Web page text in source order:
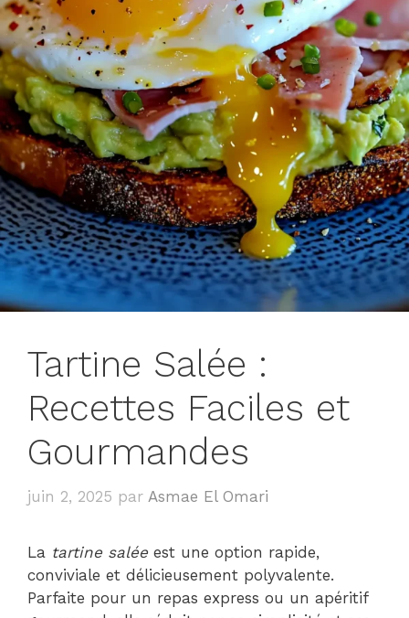
Tartine Salée :
Recettes Faciles et
Gourmandes
juin 2, 2025 par Asmae El Omari
La tartine salée est une option rapide,
conviviale et délicieusement polyvalente.
Parfaite pour un repas express ou un apéritif